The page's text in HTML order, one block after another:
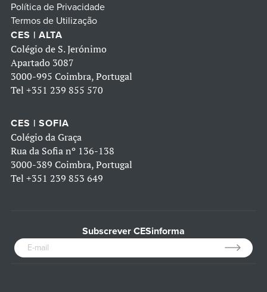
Política de Privacidade
Termos de Utilização
CES | ALTA
Colégio de S. Jerónimo
Apartado 3087
3000-995 Coimbra, Portugal
Tel +351 239 855 570
CES | SOFIA
Colégio da Graça
Rua da Sofia nº 136-138
3000-389 Coimbra, Portugal
Tel +351 239 853 649
Subscrever CESinforma